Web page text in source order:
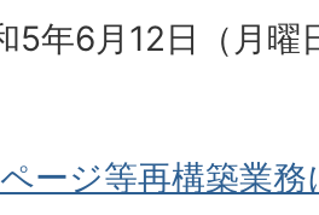
5年6月12日（月曜
ージ等再構築業